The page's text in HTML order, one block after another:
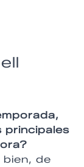
principales
de